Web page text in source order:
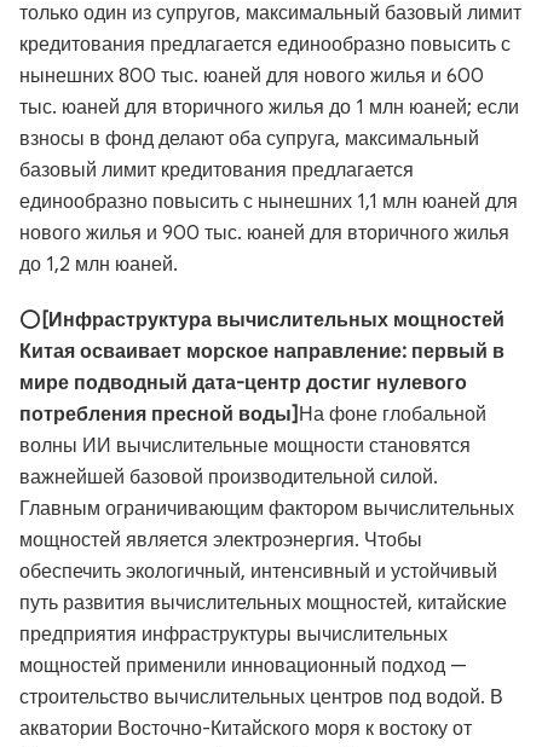
только один из супругов, максимальный базовый лимит
кредитования предлагается единообразно повысить с
нынешних 800 тыс. юаней для нового жилья и 600
тыс. юаней для вторичного жилья до 1 млн юаней; если
взносы в фонд делают оба супруга, максимальный
базовый лимит кредитования предлагается
единообразно повысить с нынешних 1,1 млн юаней для
нового жилья и 900 тыс. юаней для вторичного жилья
до 1,2 млн юаней.
⭕ [Инфраструктура вычислительных мощностей
Китая осваивает морское направление: первый в
мире подводный дата-центр достиг нулевого
потребления пресной воды] На фоне глобальной
волны ИИ вычислительные мощности становятся
важнейшей базовой производительной силой.
Главным ограничивающим фактором вычислительных
мощностей является электроэнергия. Чтобы
обеспечить экологичный, интенсивный и устойчивый
путь развития вычислительных мощностей, китайские
предприятия инфраструктуры вычислительных
мощностей применили инновационный подход —
строительство вычислительных центров под водой. В
акватории Восточно-Китайского моря к востоку от